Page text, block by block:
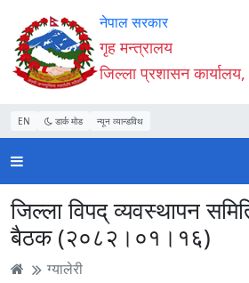
Accessibility
Mode
सुरु
गर्नुहोस्
सामाग्री
पढ्नुहाेस्
नेभिगेसन
पढ्नुहाेस्
वेबसाइट
खोजमा
जानुहोस्
नेपाल सरकार
गृह मन्त्रालय
जिल्ला प्रशासन
EN डार्क मोड न्यून व्यान्डविथ
जिल्ला विपद् व्यवस्थापन
बैठक (२०८२।०१।१६)
ग्यालेरी